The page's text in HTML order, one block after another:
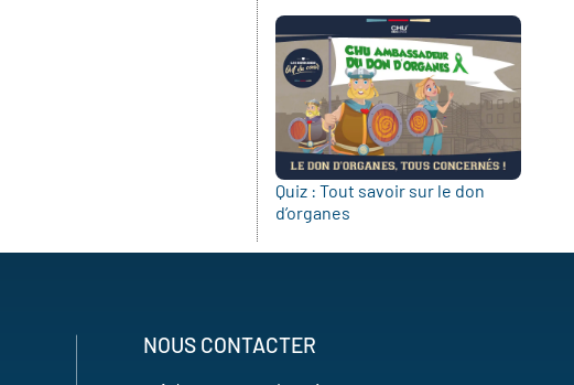
Quiz : Tout savoir sur le don
d’organes
NOUS CONTACTER